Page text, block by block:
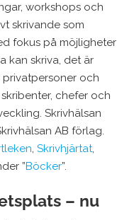
workshops och
skrivande som
fokus på möjligheter
kan skriva, det är
och
chefer och
Skrivhälsan
AB förlag.
, Skrivhjärtat,
”Böcker”.
– nu